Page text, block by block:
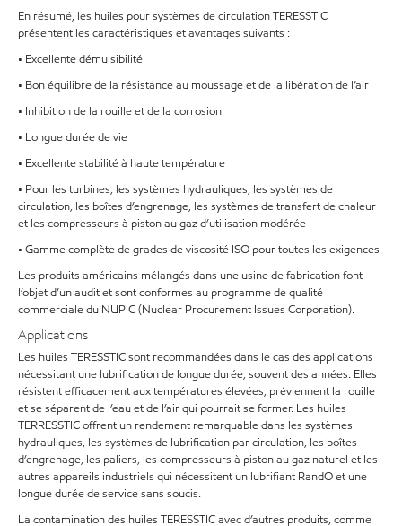
En résumé, les huiles pour systèmes de circulation TERESSTIC
présentent les caractéristiques et avantages suivants :
• Excellente démulsibilité
• Bon équilibre de la résistance au moussage et de la libération de l’air
• Inhibition de la rouille et de la corrosion
• Longue durée de vie
• Excellente stabilité à haute température
• Pour les turbines, les systèmes hydrauliques, les systèmes de
circulation, les boîtes d’engrenage, les systèmes de transfert de chaleur
et les compresseurs à piston au gaz d’utilisation modérée
• Gamme complète de grades de viscosité ISO pour toutes les exigences
Les produits américains mélangés dans une usine de fabrication font
l’objet d’un audit et sont conformes au programme de qualité
commerciale du NUPIC (Nuclear Procurement Issues Corporation).
Applications
Les huiles TERESSTIC sont recommandées dans le cas des applications
nécessitant une lubrification de longue durée, souvent des années. Elles
résistent efficacement aux températures élevées, préviennent la rouille
et se séparent de l’eau et de l’air qui pourrait se former. Les huiles
TERRESSTIC offrent un rendement remarquable dans les systèmes
hydrauliques, les systèmes de lubrification par circulation, les boîtes
d’engrenage, les paliers, les compresseurs à piston au gaz naturel et les
autres appareils industriels qui nécessitent un lubrifiant RandO et une
longue durée de service sans soucis.
La contamination des huiles TERESSTIC avec d’autres produits, comme